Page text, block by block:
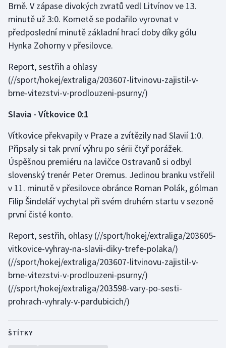
Brně. V zápase divokých zvratů vedl Litvínov ve 13.
minutě už 3:0. Kometě se podařilo vyrovnat v
předposlední minutě základní hrací doby díky gólu
Hynka Zohorny v přesilovce.
Report, sestřih a ohlasy
(//sport/hokej/extraliga/203607-litvinovu-zajistil-v-
brne-vitezstvi-v-prodlouzeni-psurny/)
Slavia - Vítkovice 0:1
Vítkovice překvapily v Praze a zvítězily nad Slavií 1:0.
Připsaly si tak první výhru po sérii čtyř porážek.
Úspěšnou premiéru na lavičce Ostravanů si odbyl
slovenský trenér Peter Oremus. Jedinou branku vstřelil
v 11. minutě v přesilovce obránce Roman Polák, gólman
Filip Šindelář vychytal při svém druhém startu v sezoně
první čisté konto.
Report, sestřih, ohlasy (//sport/hokej/extraliga/203605-
vitkovice-vyhray-na-slavii-diky-trefe-polaka/)
(//sport/hokej/extraliga/203607-litvinovu-zajistil-v-
brne-vitezstvi-v-prodlouzeni-psurny/)
(//sport/hokej/extraliga/203598-vary-po-sesti-
prohrach-vyhraly-v-pardubicich/)
ŠTÍTKY